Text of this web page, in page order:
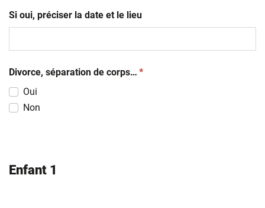
Si oui, préciser la date et le lieu
Divorce, séparation de corps… (obligatoire)
*
Oui
Non
Enfant 1